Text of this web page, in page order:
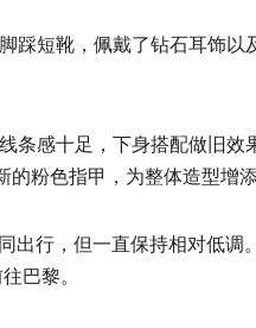
踩短靴，佩戴了钻石耳饰
条感十足，下身搭配做旧
粉色指甲，为整体造型增添
行，但一直保持相对低调
巴黎。